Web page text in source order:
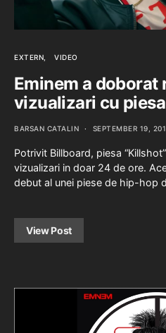
EXTERN VIDEO
Eminem a doborat
vizualizari cu piesa
BARSAN CATALIN SEPTEMBER 19,
Potrivit Billboard, piesa
vizualizari in doar 24 de ore.
debut al unei piese de hip-hop
View Post